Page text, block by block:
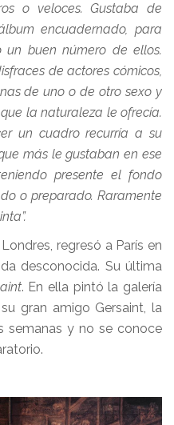
o veloces. Gustaba de
encuadernado, para
buen número de ellos.
de actores cómicos,
de uno o de otro sexo y
la naturaleza le ofrecía.
un cuadro recurría a su
más le gustaban en ese
presente el fondo
o preparado. Raramente
regresó a París en
desconocida. Su última
. En ella pintó la galería
gran amigo Gersaint, la
semanas y no se conoce